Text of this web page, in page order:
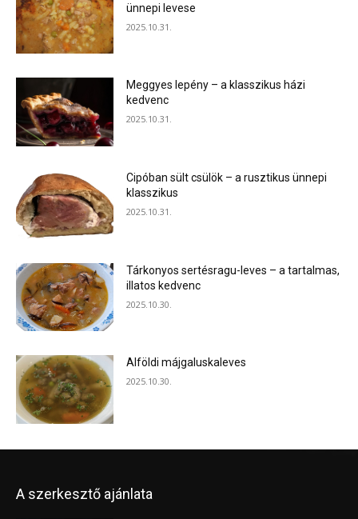
ünnepi levese
2025.10.31.
Meggyes lepény – a klasszikus házi
kedvenc
2025.10.31.
Cipóban sült csülök – a rusztikus ünnepi
klasszikus
2025.10.31.
Tárkonyos sertésragu-leves – a tartalmas,
illatos kedvenc
2025.10.30.
Alföldi májgaluskaleves
2025.10.30.
A szerkesztő ajánlata